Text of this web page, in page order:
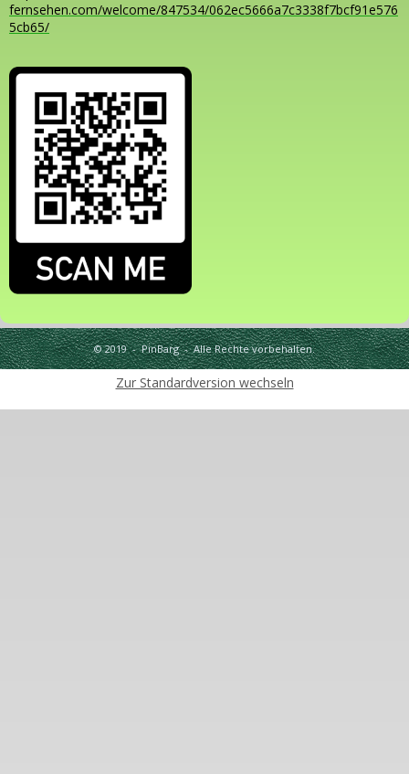
fernsehen.com/welcome/847534/062ec5666a7c3338f7bcf91e576
5cb65/
© 2019 - PinBarg - Alle Rechte vorbehalten.
Zur Standardversion wechseln